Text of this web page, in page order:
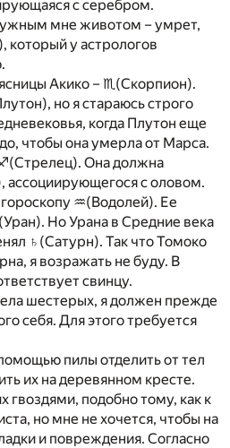
с серебром.
мне животом – умрет,
у астрологов
Акико – ♏(Скорпион).
но я стараюсь строго
когда Плутон еще
чтобы она умерла от Марса.
Она должна
с оловом.
♒(Водолей). Ее
Но Урана в Средние века
♄(Сатурн). Так что Томоко
я возражать не буду. В
свинцу.
шестерых, я должен прежде
себя. Для этого требуется
пилы отделить от тел
их на деревянном кресте.
подобно тому, как к
но мне не хочется, чтобы на
и повреждения. Согласно